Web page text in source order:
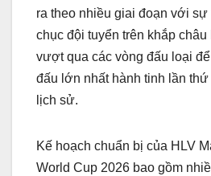
ra theo nhiều giai đoạn với sự
chục đội tuyển trên khắp
vượt qua các vòng đấu loại
đấu lớn nhất hành tinh lần
lịch sử.
Kế hoạch chuẩn bị của HLV
World Cup 2026 bao gồm